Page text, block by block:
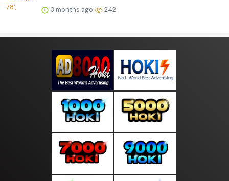
3 months ago 242